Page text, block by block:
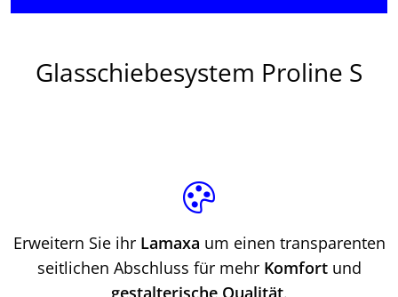
Glasschiebesystem Proline S
Erweitern Sie ihr Lamaxa um einen transparenten
seitlichen Abschluss für mehr Komfortund
gestalterische Qualität.